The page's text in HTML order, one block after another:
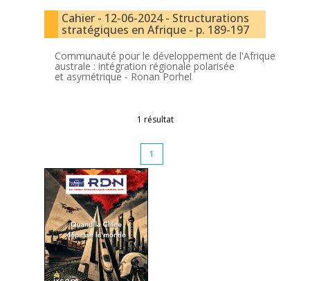
Cahier - 12-06-2024 - Structurations
stratégiques en Afrique - p. 189-197
Communauté pour le développement de l'Afrique
australe : intégration régionale polarisée
et asymétrique - Ronan Porhel
1 résultat
1